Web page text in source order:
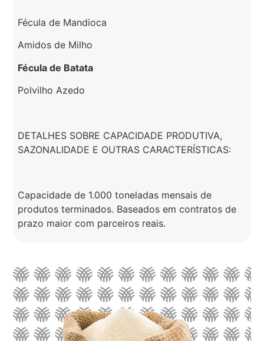
Fécula de Mandioca
Amidos de Milho
Fécula de Batata
Polvilho Azedo
DETALHES SOBRE CAPACIDADE PRODUTIVA,
SAZONALIDADE E OUTRAS CARACTERÍSTICAS:
Capacidade de 1.000 toneladas mensais de
produtos terminados. Baseados em contratos de
prazo maior com parceiros reais.